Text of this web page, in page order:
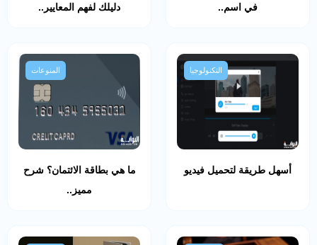
في اسم..
دليلك لفهم المعايير..
التكنولوجيا
أسهل طريقة لتحميل فيديو
المنوعات
ما هي بطاقة الائتمان؟ شرح
مميز..